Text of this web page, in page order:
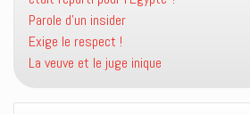
Parole d’un insider
Exige le respect !
La veuve et le juge inique